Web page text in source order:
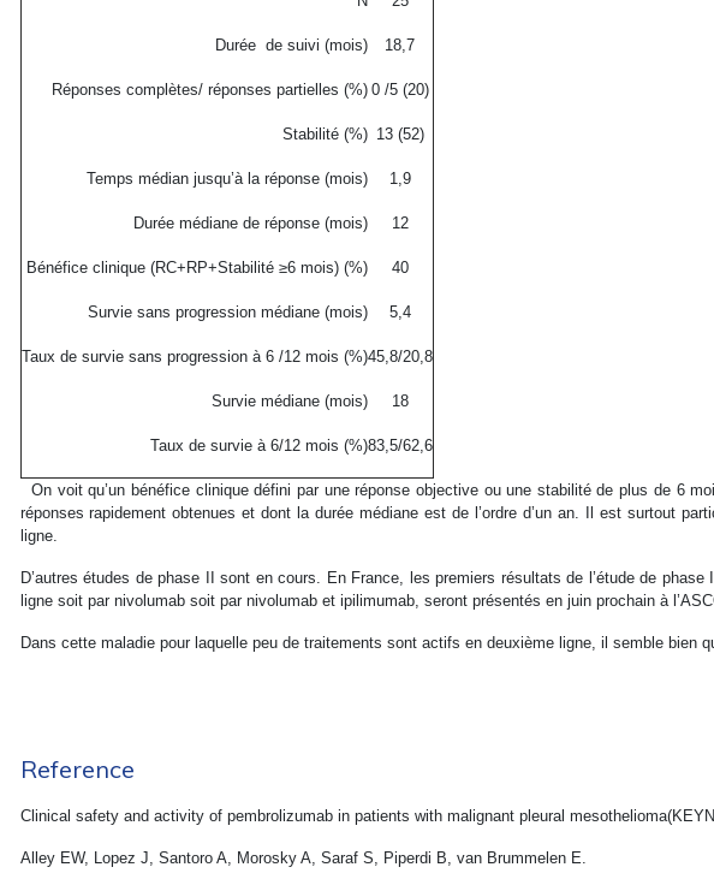
Durée de suivi (mois) 18,7
Réponses complètes/ réponses partielles (%) 0 /5 (20)
Stabilité (%) 13 (52)
Temps médian jusqu’à la réponse (mois) 1,9
Durée médiane de réponse (mois) 12
Bénéfice clinique (RC+RP+Stabilité ≥6 mois) (%) 40
Survie sans progression médiane (mois) 5,4
Taux de survie sans progression à 6 /12 mois (%)45,8/20,8
Survie médiane (mois) 18
Taux de survie à 6/12 mois (%)83,5/62,6
On voit qu’un bénéfice clinique défini par une réponse objective ou une stabilité de plus de 6
réponses rapidement obtenues et dont la durée médiane est de l’ordre d’un an. Il est surtout
ligne.
D’autres études de phase II sont en cours. En France, les premiers résultats de l’étude de
ligne soit par nivolumab soit par nivolumab et ipilimumab, seront présentés en juin prochain à
Dans cette maladie pour laquelle peu de traitements sont actifs en deuxième ligne, il semble bien
Reference
Clinical safety and activity of pembrolizumab in patients with malignant pleural
Alley EW, Lopez J, Santoro A, Morosky A, Saraf S, Piperdi B, van Brummelen E.